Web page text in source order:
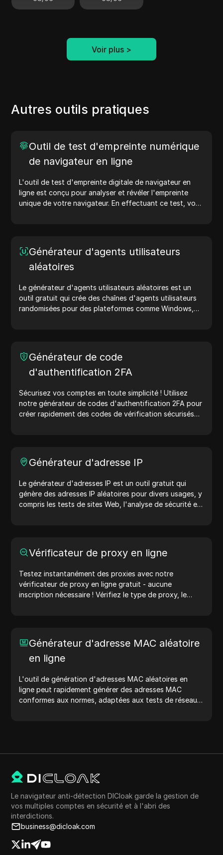
Voir plus >
Autres outils pratiques
Outil de test d'empreinte numérique
de navigateur en ligne
L'outil de test d'empreinte digitale de navigateur en
ligne est conçu pour analyser et révéler l'empreinte
unique de votre navigateur. En effectuant ce test, vous
Générateur d'agents utilisateurs
aléatoires
Le générateur d'agents utilisateurs aléatoires est un
outil gratuit qui crée des chaînes d'agents utilisateurs
randomisées pour des plateformes comme Windows,
de sites web, aux vérifications de compatibilité et à
l'optimisation du développement. Simplifiez vos flux de
travail : générez des agents utilisateurs dès aujourd'hui
Générateur de code
d'authentification 2FA
Sécurisez vos comptes en toute simplicité ! Utilisez
notre générateur de codes d'authentification 2FA pour
créer rapidement des codes de vérification sécurisés
Générateur d'adresse IP
Le générateur d'adresses IP est un outil gratuit qui
génère des adresses IP aléatoires pour divers usages, y
compris les tests de sites Web, l'analyse de sécurité et
géolocalisation, les vérifications de confidentialité, et
votre processus de développement : générez des
adresses IP maintenant !
Vérificateur de proxy en ligne
Testez instantanément des proxies avec notre
vérificateur de proxy en ligne gratuit - aucune
inscription nécessaire ! Vérifiez le type de proxy, le
Générateur d'adresse MAC aléatoire
en ligne
L'outil de génération d'adresses MAC aléatoires en
ligne peut rapidement générer des adresses MAC
conformes aux normes, adaptées aux tests de réseau,
Le navigateur anti-détection DICloak garde la gestion de
vos multiples comptes en sécurité et à l'abri des
interdictions.
business@dicloak.com